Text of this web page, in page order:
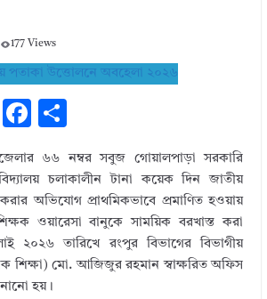
177 Views
T
te
F
e
b
o
o
k
ar
e
৬৬ নম্বর সবুজ গোয়ালপাড়া সরকারি
বিদ্যালয় চলাকালীন টানা কয়েক দিন জাতীয়
অভিযোগ প্রাথমিকভাবে প্রমাণিত হওয়ায়
ওয়ারেসা বানুকে সাময়িক বরখাস্ত করা
২০২৬ তারিখে রংপুর বিভাগের বিভাগীয়
শিক্ষা) মো. আজিজুর রহমান স্বাক্ষরিত অফিস
হয়।